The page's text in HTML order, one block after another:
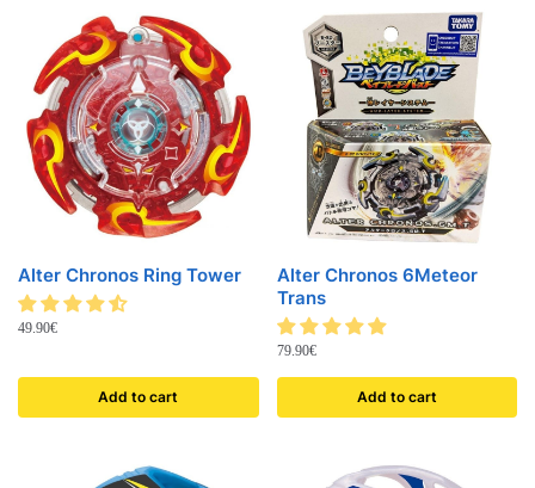
Alter Chronos Ring Tower
49.90€
Add to cart
Alter Chronos 6Meteor
Trans
79.90€
Add to cart